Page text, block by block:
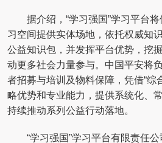
据介绍，“学习强国”学习平台
习空间提供实体场地，依托权威知
公益知识包，并发挥平台优势，挖
动更多社会力量参与。中国平安将
者招募与培训及物料保障，凭借“综
略优势和专业能力，提供系统化、
持续推动系列公益行动落地。
“学习强国”学习平台有限责任